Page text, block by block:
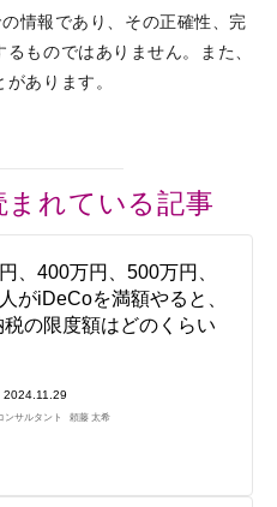
情報であり、その正確性、完
ものではありません。また、
あります。
れている記事
、400万円、500万円、
がiDeCoを満額やると、
の限度額はどのくらい
2024.11.29
ンサルタント 頼藤 太希